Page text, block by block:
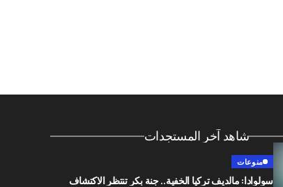
شاهد آخر المستجدات
منوعات
سولوادا: مالديف تركيا الخفية.. جنة بكر تنتظر الاكتشاف